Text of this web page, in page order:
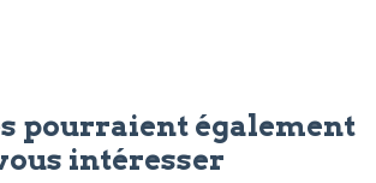
pourraient également
intéresser